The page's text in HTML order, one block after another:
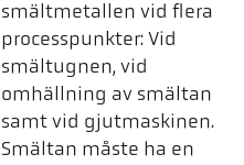
smältmetallen vid flera
processpunkter: Vid
smältugnen, vid
omhällning av smältan
samt vid gjutmaskinen.
Smältan måste ha en